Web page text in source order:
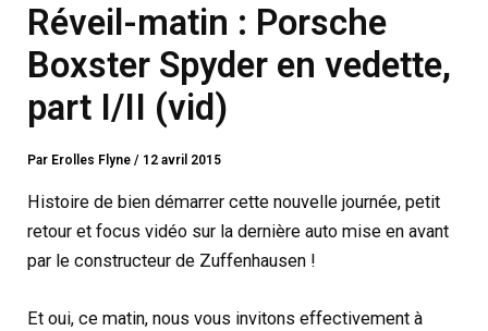
Réveil-matin : Porsche
Boxster Spyder en vedette,
part I/II (vid)
Par Erolles Flyne/ 12 avril 2015
Histoire de bien démarrer cette nouvelle journée, petit
retour et focus vidéo sur la dernière auto mise en avant
par le constructeur de Zuffenhausen !
Et oui, ce matin, nous vous invitons effectivement à